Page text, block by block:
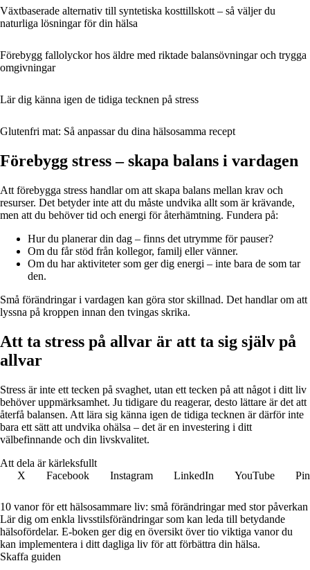
Växtbaserade alternativ till syntetiska kosttillskott – så väljer du
naturliga lösningar för din hälsa
Förebygg fallolyckor hos äldre med riktade balansövningar och trygga
omgivningar
Lär dig känna igen de tidiga tecknen på stress
Glutenfri mat: Så anpassar du dina hälsosamma recept
Förebygg stress – skapa balans i vardagen
Att förebygga stress handlar om att skapa balans mellan krav och
resurser. Det betyder inte att du måste undvika allt som är krävande,
men att du behöver tid och energi för återhämtning. Fundera på:
Hur du planerar din dag – finns det utrymme för pauser?
Om du får stöd från kollegor, familj eller vänner.
Om du har aktiviteter som ger dig energi – inte bara de som tar
den.
Små förändringar i vardagen kan göra stor skillnad. Det handlar om att
lyssna på kroppen innan den tvingas skrika.
Att ta stress på allvar är att ta sig själv på
allvar
Stress är inte ett tecken på svaghet, utan ett tecken på att något i ditt liv
behöver uppmärksamhet. Ju tidigare du reagerar, desto lättare är det att
återfå balansen. Att lära sig känna igen de tidiga tecknen är därför inte
bara ett sätt att undvika ohälsa – det är en investering i ditt
välbefinnande och din livskvalitet.
Att dela är kärleksfullt
X
Facebook Instagram LinkedIn YouTube
10 vanor för ett hälsosammare liv: små förändringar med stor påverkan
Lär dig om enkla livsstilsförändringar som kan leda till betydande
hälsofördelar. E-boken ger dig en översikt över tio viktiga vanor du
kan implementera i ditt dagliga liv för att förbättra din hälsa.
Skaffa guiden